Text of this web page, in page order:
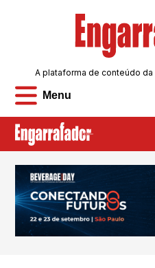
Menu
A plataforma de conteúdo da